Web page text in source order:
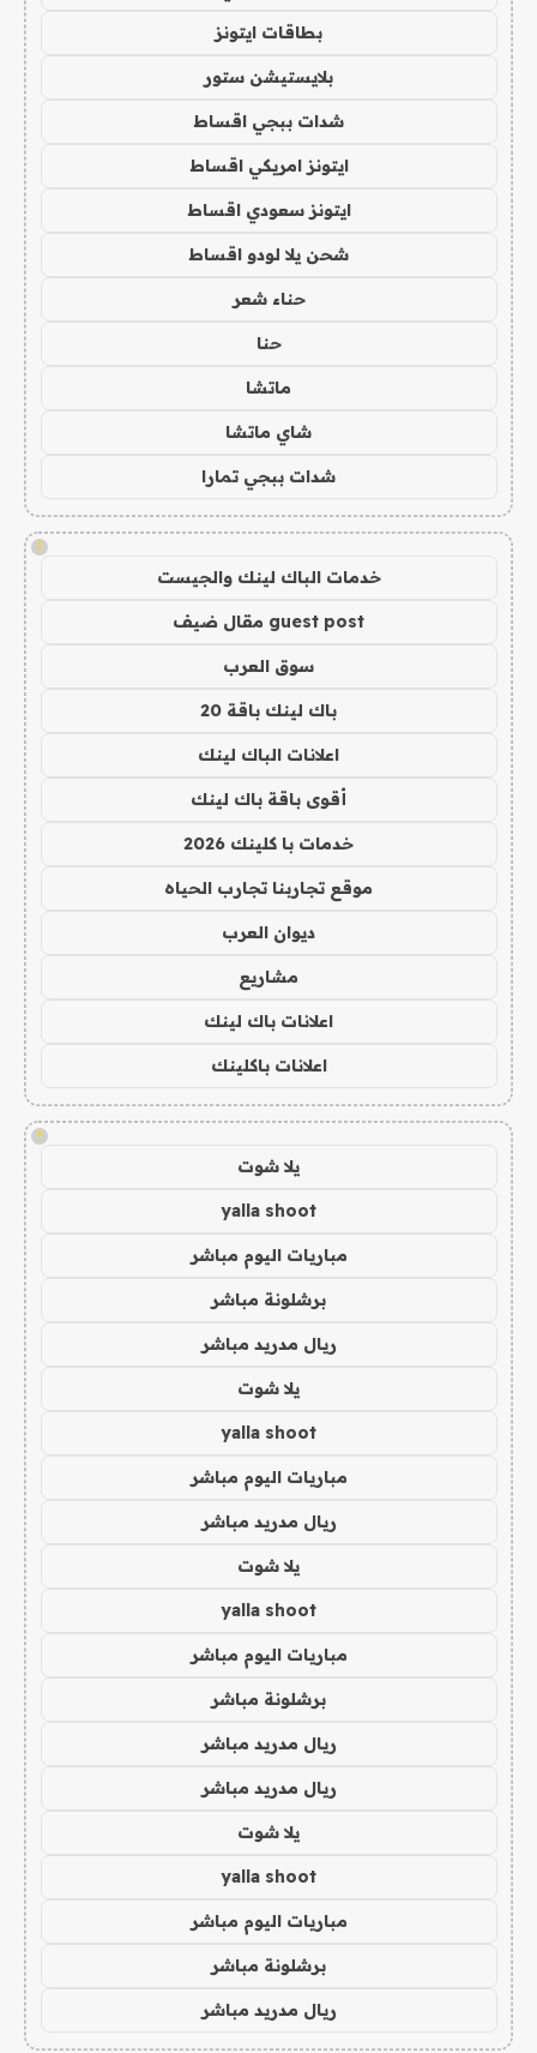
بطاقات ايتونز
بلايستيشن ستور
شدات ببجي اقساط
ايتونز امريكي اقساط
ايتونز سعودي اقساط
شحن يلا لودو اقساط
حناء شعر
حنا
ماتشا
شاي ماتشا
شدات ببجي تمارا
!
خدمات الباك لينك والجيست
guest post مقال ضيف
سوق العرب
باك لينك باقة 20
اعلانات الباك لينك
أقوى باقة باك لينك
خدمات با كلينك 2026
موقع تجاربنا تجارب الحياه
ديوان العرب
مشاريع
اعلانات باك لينك
اعلانات باكلينك
!
يلا شوت
yalla shoot
مباريات اليوم مباشر
برشلونة مباشر
ريال مدريد مباشر
يلا شوت
yalla shoot
مباريات اليوم مباشر
ريال مدريد مباشر
يلا شوت
yalla shoot
مباريات اليوم مباشر
برشلونة مباشر
ريال مدريد مباشر
ريال مدريد مباشر
يلا شوت
yalla shoot
مباريات اليوم مباشر
برشلونة مباشر
ريال مدريد مباشر